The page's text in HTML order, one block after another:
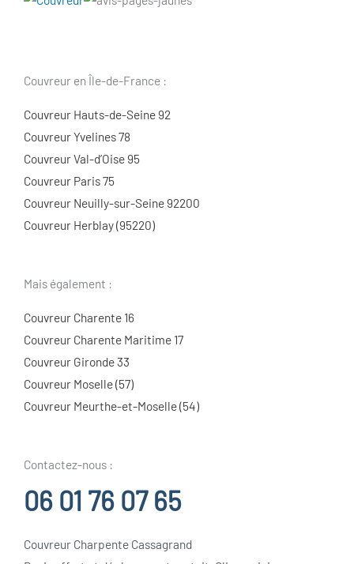
Couvreur en Île-de-France :
Couvreur Hauts-de-Seine 92
Couvreur Yvelines 78
Couvreur Val-d’Oise 95
Couvreur Paris 75
Couvreur Neuilly-sur-Seine 92200
Couvreur Herblay (95220)
Mais également :
Couvreur Charente 16
Couvreur Charente Maritime 17
Couvreur Gironde 33
Couvreur Moselle (57)
Couvreur Meurthe-et-Moselle (54)
Contactez-nous :
06 01 76 07 65
Couvreur Charpente Cassagrand